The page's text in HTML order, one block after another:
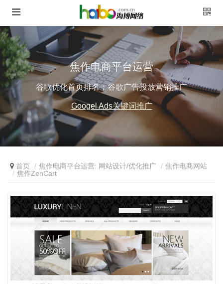
焦作电商平台运营
谷歌优化首页排名；谷歌广告投放营销推广
Googel Ads关键词推广
首页 焦作电商平台运营: 网站设计/优化推广
焦作电商网站
焦作ZenCart